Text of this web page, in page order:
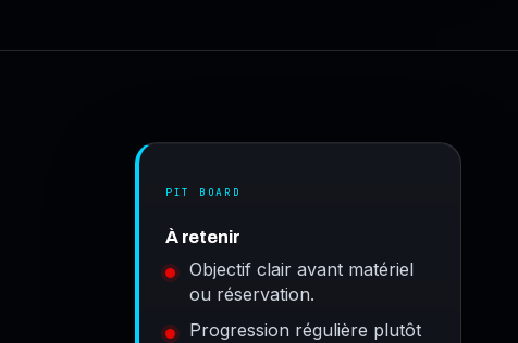
PIT BOARD
À retenir
Objectif clair avant matériel
ou réservation.
Progression régulière plutôt